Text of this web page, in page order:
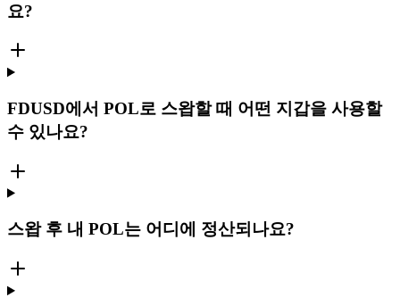
요?
FDUSD에서 POL로 스왑할 때 어떤 지갑을 사용할
수 있나요?
스왑 후 내 POL는 어디에 정산되나요?